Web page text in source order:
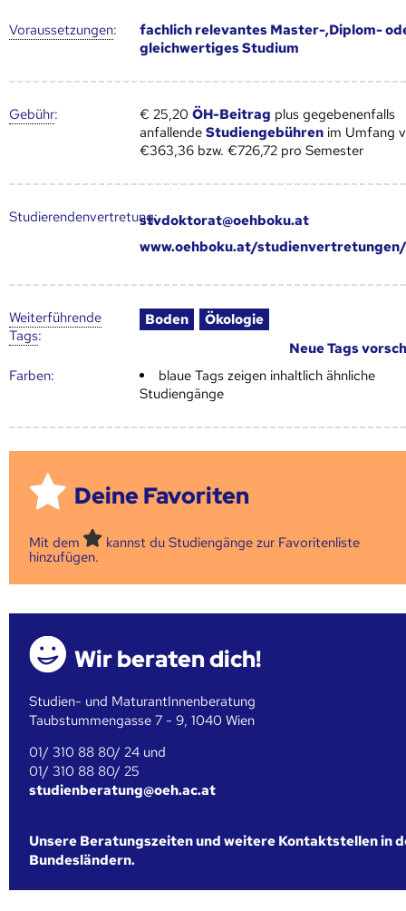
Voraus­setzungen:
fachlich relevantes Master-,Diplom-
gleichwertiges Studium
Gebühr: € 25,20ÖH-Beitrag plus gegebenenfalls
anfallendeStudiengebühren im Umfang
€363,36 bzw. €726,72 pro Semester
Studierendenvertretung:stvdoktorat@oehboku.at
www.oehboku.at/
Weiter­führende
Tags:
Boden
Ökologie
Neue Tags
Farben:
blaue Tags zeigen inhaltlich ähnliche
Studiengänge
Deine Favoriten
Mit dem
kannst du Studiengänge zur Favoritenliste
hinzufügen.
Wir beraten dich!
Studien- und MaturantInnenberatung
Taubstummengasse 7 - 9, 1040 Wien
01/ 310 88 80/ 24 und
01/ 310 88 80/ 25
studienberatung@oeh.ac.at
Unsere Beratungszeiten und weitere Kontaktstellen in
Bundesländern.